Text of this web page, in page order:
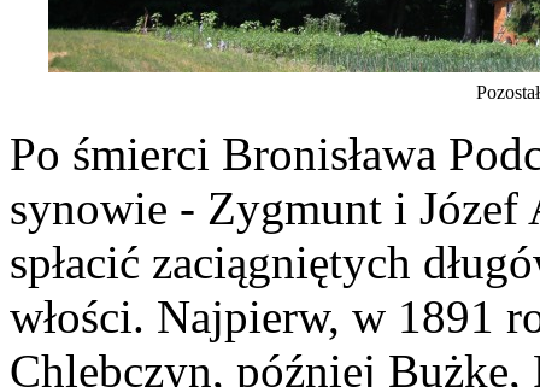
Po śmierci Bronisława
synowie - Zygmunt i
spłacić zaciągniętych
włości. Najpierw, w 1891
Chlebczyn, później Bużkę,